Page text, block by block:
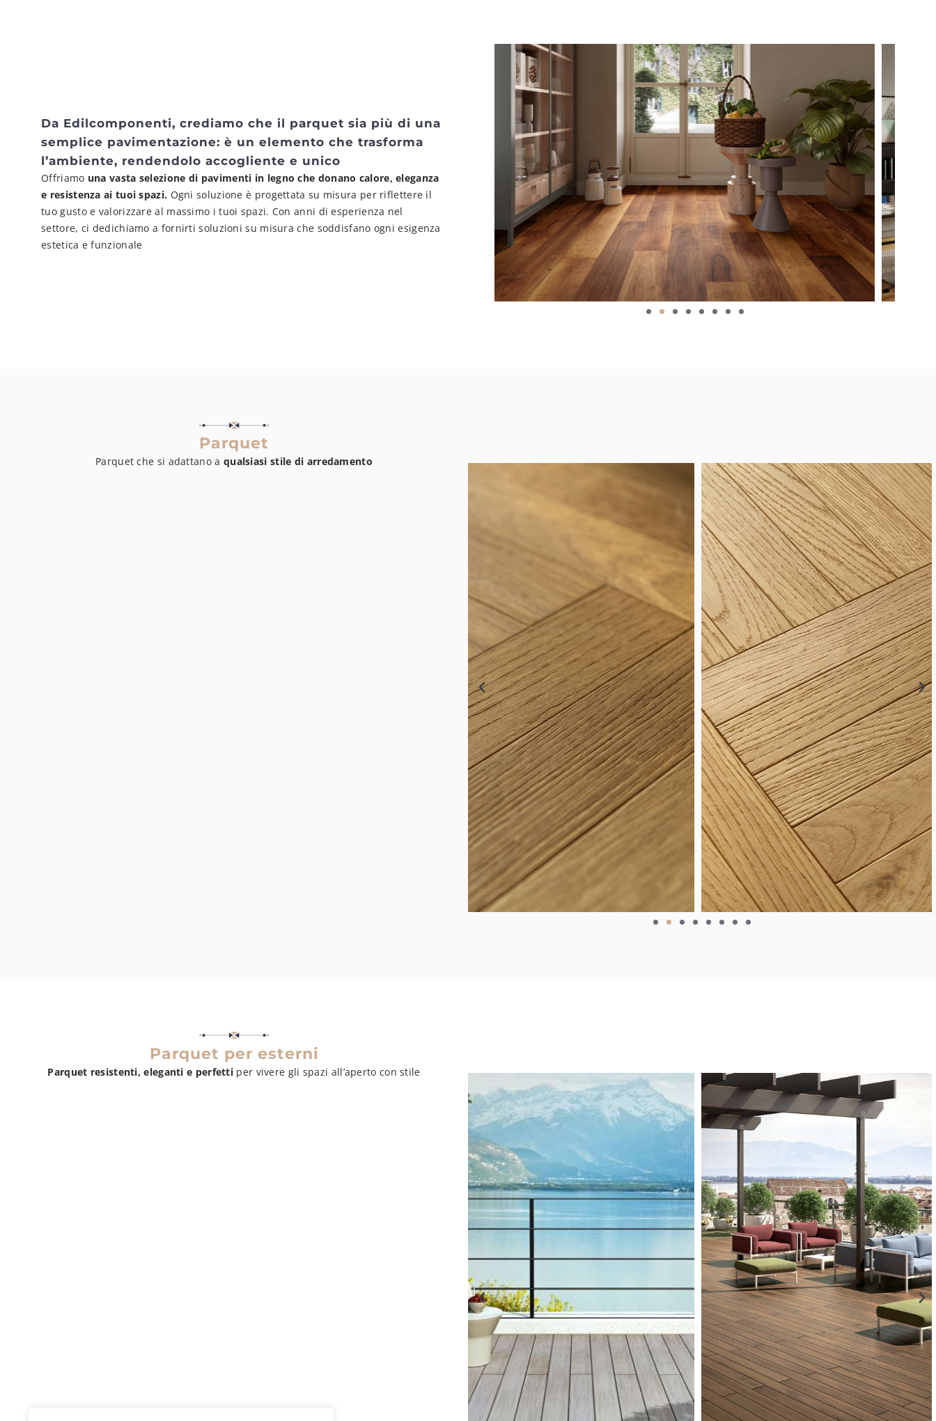
Da Edilcomponenti, crediamo che il parquet sia più di una
semplice pavimentazione: è un elemento che trasforma
l’ambiente, rendendolo accogliente e unico
Offriamo una vasta selezione di pavimenti in legno che donano calore, eleganza
e resistenza ai tuoi spazi. Ogni soluzione è progettata su misura per riflettere il
tuo gusto e valorizzare al massimo i tuoi spazi. Con anni di esperienza nel
settore, ci dedichiamo a fornirti soluzioni su misura che soddisfano ogni esigenza
estetica e funzionale
Parquet
Parquet che si adattano a qualsiasi stile di arredamento
Parquet per esterni
Parquet resistenti, eleganti e perfetti per vivere gli spazi all’aperto con stile